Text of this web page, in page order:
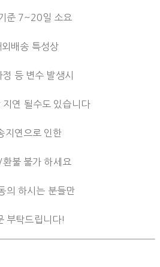
준 7~20일 소요
외배송 특성상
정 등 변수 발생시
지연 될수도 있습니다
지연으로 인한
불 불가 하세요
의 하시는 분들만
부탁드립니다!